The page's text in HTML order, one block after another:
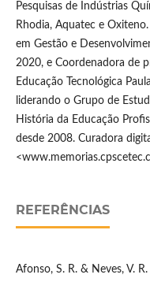
Pesquisas de Indústrias
Rhodia, Aquatec e
em Gestão e
2020, e Coordenadora de
Educação Tecnológica
liderando o Grupo de
História da Educação
desde 2008. Curadora
REFERÊNCIAS
Afonso, S. R. & Neves, V.